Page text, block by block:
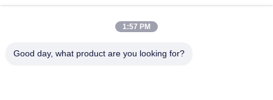
Khu công nghiệp Gaohai, Jinsha, Danzao Town, Nanhai
1:57 PM
Good day, what product are you looking for?